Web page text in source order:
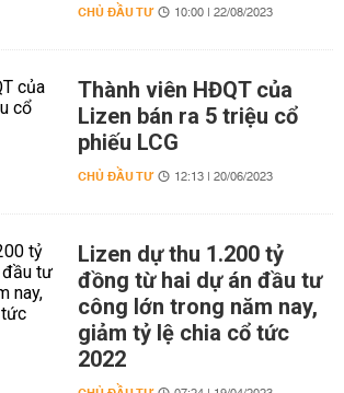
CHỦ ĐẦU TƯ 10:00 | 22/08/2023
Thành viên HĐQT của
Lizen bán ra 5 triệu cổ
phiếu LCG
CHỦ ĐẦU TƯ 12:13 | 20/06/2023
Lizen dự thu 1.200 tỷ
đồng từ hai dự án đầu tư
công lớn trong năm nay,
giảm tỷ lệ chia cổ tức
2022